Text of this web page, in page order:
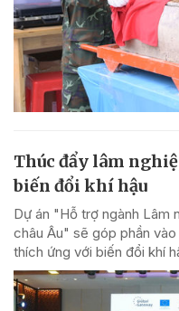
Thúc đẩy lâm
biến đổi khí hậu
Dự án "Hỗ trợ ngành Lâm
châu Âu" sẽ góp phần
thích ứng với biến đổi khí